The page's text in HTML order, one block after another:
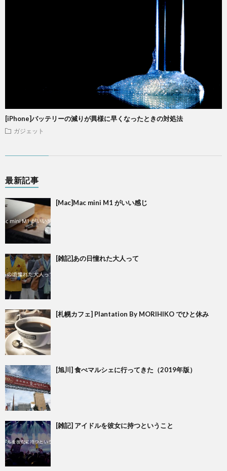
[iPhone]バッテリーの減りが異様に早くなったときの対処法
ガジェット
最新記事
[Mac]Mac mini M1 がいい感じ
[雑記]あの日憧れた大人って
[札幌カフェ] Plantation By MORIHIKO でひと休み
[旭川] 食べマルシェに行ってきた（2019年版）
[雑記] アイドルを彼女に持つということ